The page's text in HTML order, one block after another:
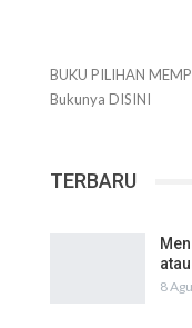
BUKU PILIHAN
Bukunya DISINI
TERBARU
8